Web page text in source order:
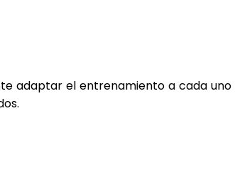
adaptar el entrenamiento a cada uno